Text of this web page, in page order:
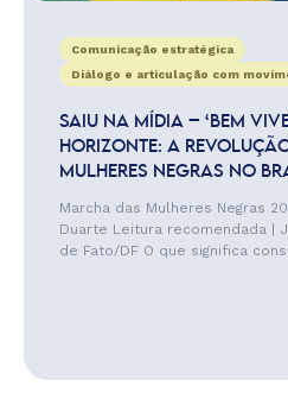
Comunicação estratégica
Diálogo e articulação com
SAIU NA MÍDIA – ‘BEM
HORIZONTE: A
MULHERES NEGRAS NO
Marcha das Mulheres Negras
Duarte Leitura recomendada |
de Fato/DF O que significa